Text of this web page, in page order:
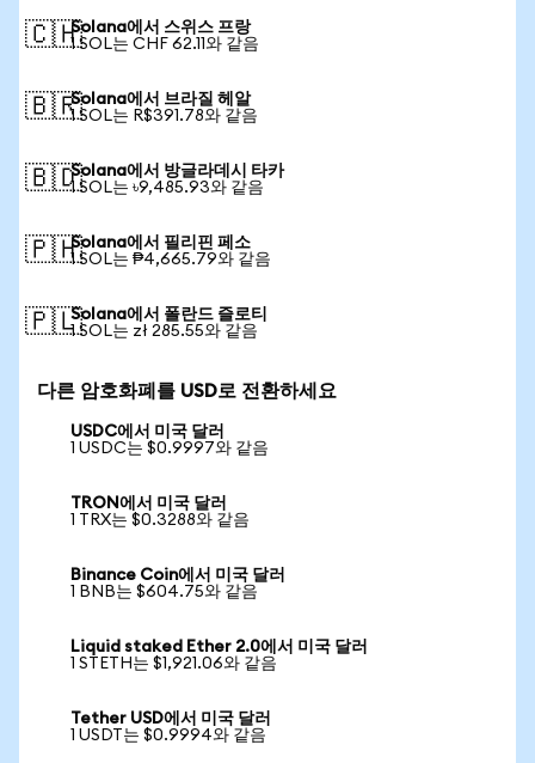
🇨🇭Solana에서 스위스 프랑
1 SOL는 CHF 62.11와 같음
🇧🇷Solana에서 브라질 헤알
1 SOL는 R$391.78와 같음
🇧🇩Solana에서 방글라데시 타카
1 SOL는 ৳9,485.93와 같음
🇵🇭Solana에서 필리핀 페소
1 SOL는 ₱4,665.79와 같음
🇵🇱Solana에서 폴란드 즐로티
1 SOL는 zł 285.55와 같음
다른 암호화폐를 USD로 전환하세요
USDC에서 미국 달러
1 USDC는 $0.9997와 같음
TRON에서 미국 달러
1 TRX는 $0.3288와 같음
Binance Coin에서 미국 달러
1 BNB는 $604.75와 같음
Liquid staked Ether 2.0에서 미국 달러
1 STETH는 $1,921.06와 같음
Tether USD에서 미국 달러
1 USDT는 $0.9994와 같음